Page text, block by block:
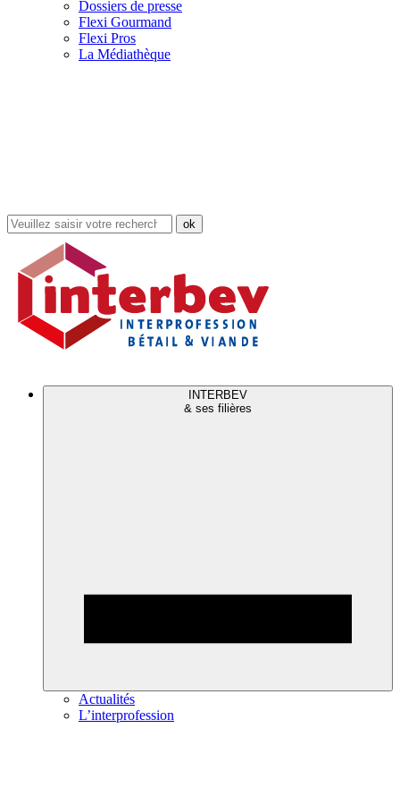
Dossiers de presse
Flexi Gourmand
Flexi Pros
La Médiathèque
Rechercher
dans
site
INTERBEV
& ses filières
Actualités
L’interprofession